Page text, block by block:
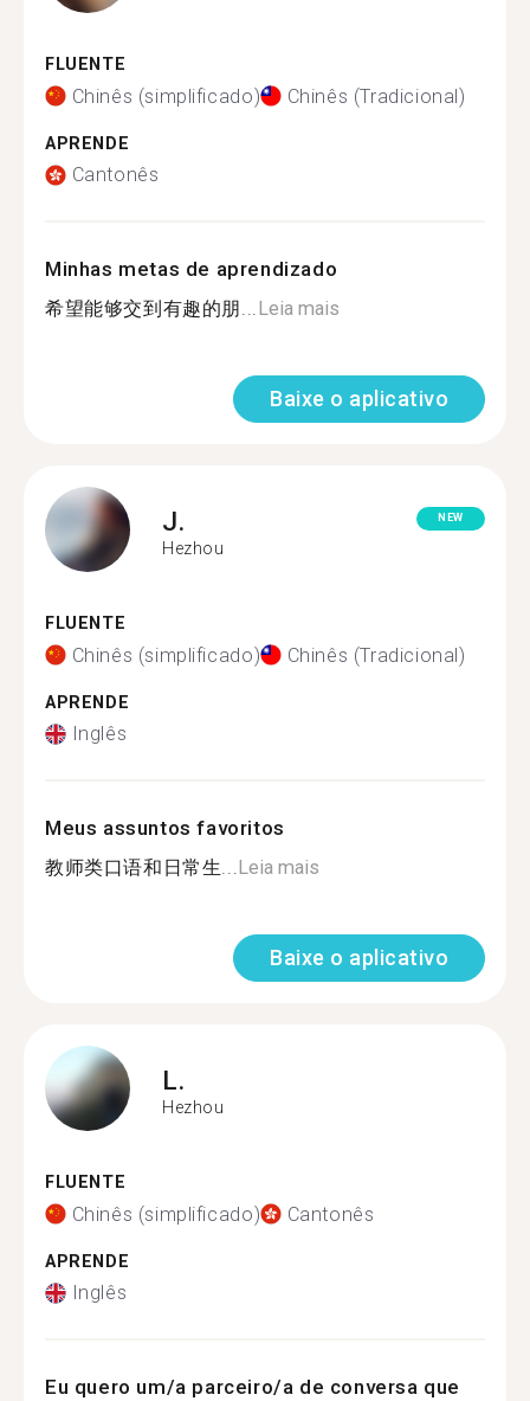
FLUENTE
Chinês (simplificado) Chinês (Tradicional)
APRENDE
Cantonês
Minhas metas de aprendizado
希望能够交到有趣的朋...Leia mais
Baixe o aplicativo
J.
Hezhou
NEW
FLUENTE
Chinês (simplificado) Chinês (Tradicional)
APRENDE
Inglês
Meus assuntos favoritos
教师类口语和日常生...Leia mais
Baixe o aplicativo
L.
Hezhou
FLUENTE
Chinês (simplificado) Cantonês
APRENDE
Inglês
Eu quero um/a parceiro/a de conversa que